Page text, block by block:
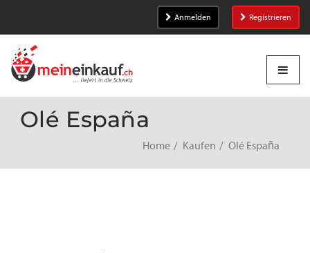
Anmelden Registrieren
Olé España
Home Kaufen Olé España